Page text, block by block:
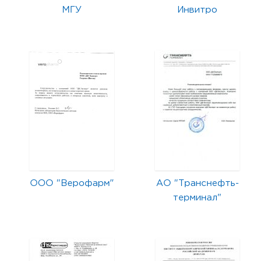
МГУ Инвитро
ООО "Верофарм"
АО "Транснефть-
терминал"